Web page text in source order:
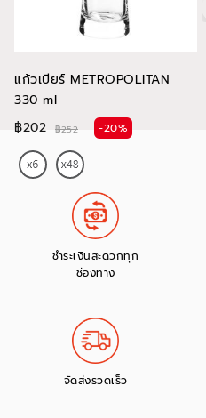
แก้วเบียร์ METROPOLITAN
330 ml
฿202
฿252 -20%
ชำระเงินสะดวกทุก
ช่องทาง
จัดส่งรวดเร็ว